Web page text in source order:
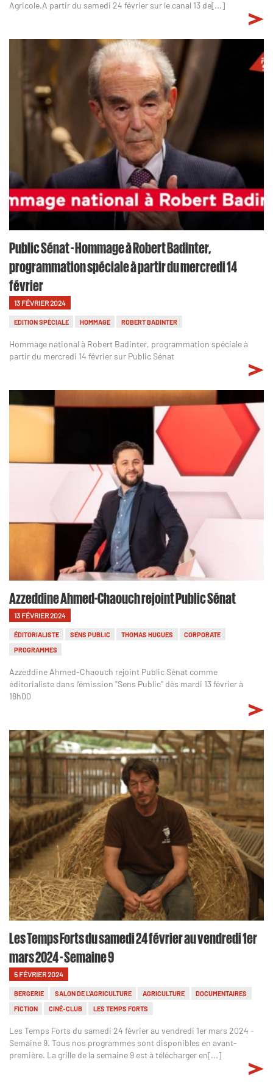
Agricole.A partir du samedi 24 février sur le canal 13 de[...]
Public Sénat - Hommage à Robert Badinter,
programmation spéciale à partir du mercredi 14
février
13 FÉVRIER 2024
EDITION SPÉCIALE HOMMAGE ROBERT BADINTER
Hommage national à Robert Badinter, programmation spéciale à
partir du mercredi 14 février sur Public Sénat
Azzeddine Ahmed-Chaouch rejoint Public Sénat
13 FÉVRIER 2024
ÉDITORIALISTE SENS PUBLIC THOMAS HUGUES
CORPORATE
PROGRAMMES
Azzeddine Ahmed-Chaouch rejoint Public Sénat comme
éditorialiste dans l'émission "Sens Public" dès mardi 13 février à
18h00
Les Temps Forts du samedi 24 février au vendredi 1er
mars 2024 - Semaine 9
5 FÉVRIER 2024
BERGERIE SALON DE L'AGRICULTURE AGRICULTURE
DOCUMENTAIRES
FICTION
CINÉ-CLUB LES TEMPS FORTS
Les Temps Forts du samedi 24 février au vendredi 1er mars 2024 -
Semaine 9. Tous nos programmes sont disponibles en avant-
première. La grille de la semaine 9 est à télécharger en[...]